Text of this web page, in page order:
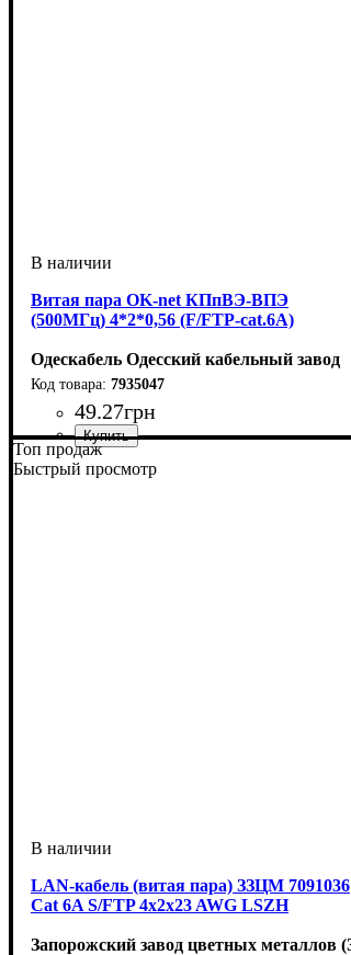
Витая пара OK-net КПпВЭ-ВПЭ
(500МГц) 4*2*0,56 (F/FTP-cat.6A)
Одескабель Одесский кабельный завод
7935047
49.27грн
Категория
Тип: F/FTP
Конструкция
Оболочка
Топ продаж
Быстрый просмотр
LAN-кабель (витая пара) ЗЗЦМ 7091036
Cat 6A S/FTP 4x2x23 AWG LSZH
Запорожский завод цветных металлов